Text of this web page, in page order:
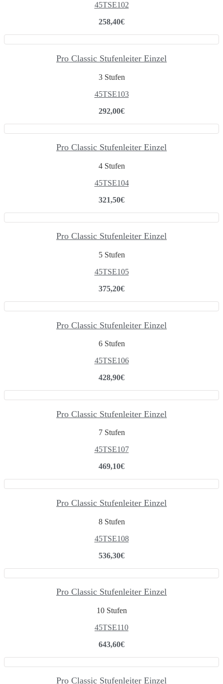
45TSE102
258,40€
Pro Classic Stufenleiter Einzel
3 Stufen
45TSE103
292,00€
Pro Classic Stufenleiter Einzel
4 Stufen
45TSE104
321,50€
Pro Classic Stufenleiter Einzel
5 Stufen
45TSE105
375,20€
Pro Classic Stufenleiter Einzel
6 Stufen
45TSE106
428,90€
Pro Classic Stufenleiter Einzel
7 Stufen
45TSE107
469,10€
Pro Classic Stufenleiter Einzel
8 Stufen
45TSE108
536,30€
Pro Classic Stufenleiter Einzel
10 Stufen
45TSE110
643,60€
Pro Classic Stufenleiter Einzel